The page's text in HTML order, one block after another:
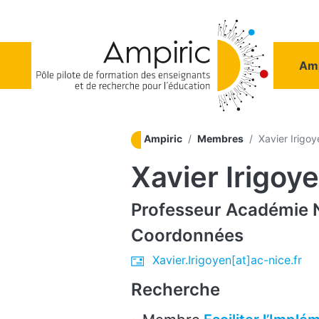
Ampiric Membres Xavier
Xavier
Professeur Académie
Coordonnées
Xavier.Irigoyen[at]ac-nice.fr
Recherche